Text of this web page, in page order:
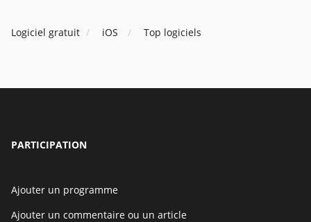
Logiciel gratuit iOS Top logiciels
PARTICIPATION
Ajouter un programme
Ajouter un commentaire ou un article